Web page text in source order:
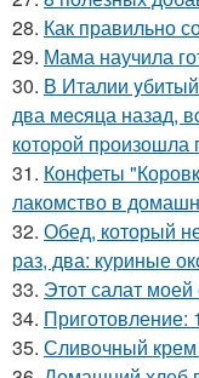
28. Как правильно
29. Мама научила
30. В Италии
два мecяца назад,
котоpой
31. Конфеты
лакомство в
32. Обед, который
раз, два: куриные
33. Этот салат
34.
35. Сливoчный